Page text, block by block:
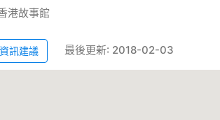
港故事館
訊建議 最後更新: 2018-02-03